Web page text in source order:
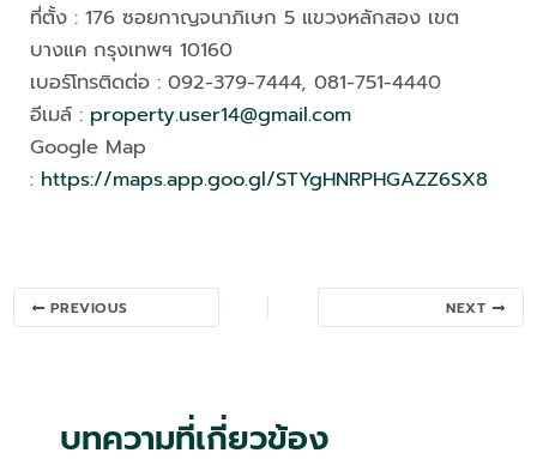
ที่ตั้ง : 176 ซอยกาญจนาภิเษก 5 แขวงหลักสอง เขต
บางแค กรุงเทพฯ 10160
เบอร์โทรติดต่อ : 092-379-7444, 081-751-4440
อีเมล์ : property.user14@gmail.com
Google Map
: https://maps.app.goo.gl/STYgHNRPHGAZZ6SX8
Post
navigation
PREVIOUS NEXT
บทความที่เกี่ยวข้อง